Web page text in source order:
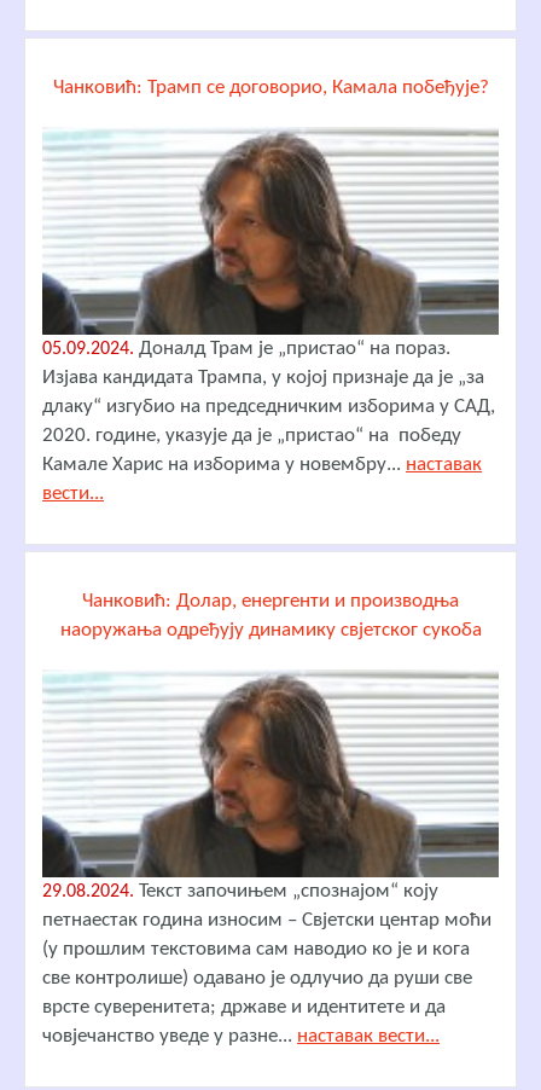
Чанковић: Трамп се договорио, Камала побеђује?
05.09.2024. Доналд Трам је „пристао“ на пораз.
Изјава кандидата Трампа, у којој признаје да је „за
длаку“ изгубио на председничким изборима у САД,
2020. године, указује да је „пристао“ на победу
Камале Харис на изборима у новембру... наставак
вести...
Чанковић: Долар, енергенти и производња
наоружања одређују динамику свјетског сукоба
29.08.2024. Текст започињем „спознајом“ коју
петнаестак година износим – Свјетски центар моћи
(у прошлим текстовима сам наводио ко је и кога
све контролише) одавано је одлучио да руши све
врсте суверенитета; државе и идентитете и да
човјечанство уведе у разне... наставак вести...